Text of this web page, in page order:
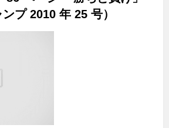
ンプ 2010 年 25 号）